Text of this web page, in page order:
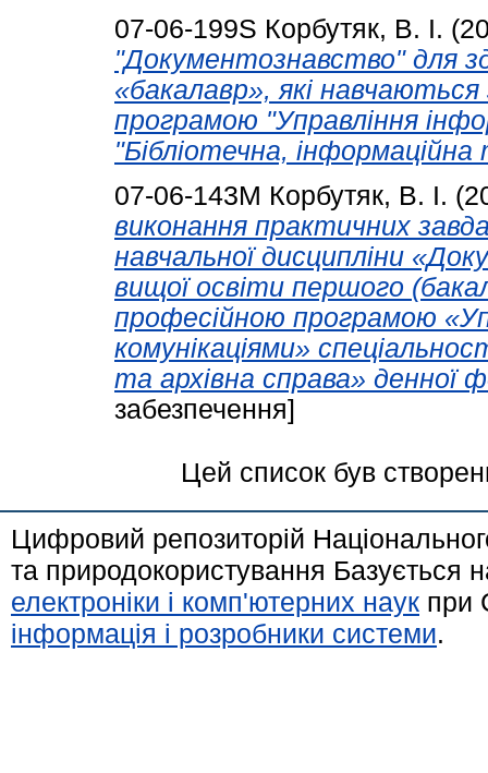
07-06-199S Корбутяк, В. І.
"Документознавство" для
«бакалавр», які
програмою "Управління
"Бібліотечна, інформаційна
07-06-143М Корбутяк, В. І.
виконання практичних
навчальної дисципліни
вищої освіти першого
професійною програмою
комунікаціями»
та архівна справа» денної
забезпечення]
Цей список був
Цифровий репозиторій
та природокористування Базується
електроніки і комп'ютерних наук при
інформація і розробники системи.